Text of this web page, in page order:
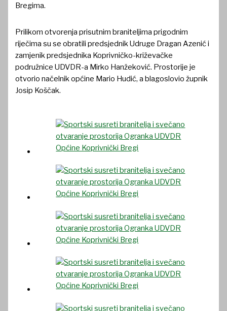
Bregima.
Prilikom otvorenja prisutnim braniteljima prigodnim
riječima su se obratili predsjednik Udruge Dragan Azenić i
zamjenik predsjednika Koprivničko-križevačke
podružnice UDVDR-a Mirko Hanžeković. Prostorije je
otvorio načelnik općine Mario Hudić, a blagoslovio župnik
Josip Koščak.